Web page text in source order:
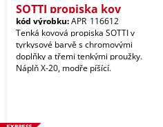
SOTTI propiska kov
kód výrobku:APR_116612
Tenká kovová propiska SOTTI v
tyrkysové barvě s chromovými
doplňky a třemi tenkými proužky.
Náplň X-20, modře píšící.